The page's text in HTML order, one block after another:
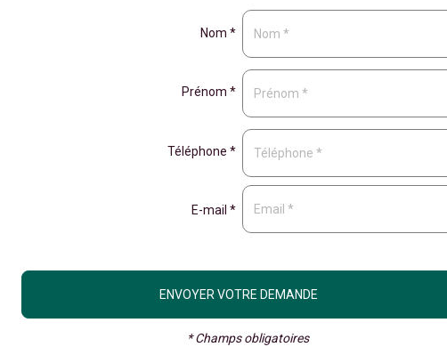
Nom *
Prénom *
Téléphone *
E-mail *
* Champs obligatoires